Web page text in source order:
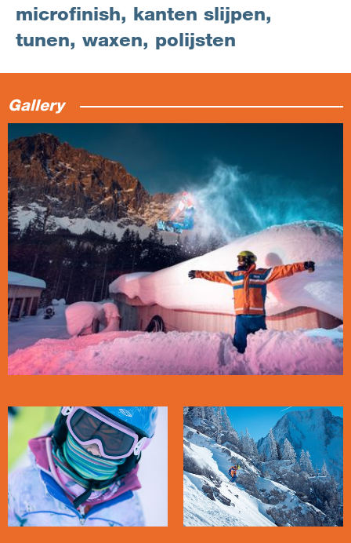
microfinish, kanten slijpen,
tunen, waxen, polijsten
Gallery